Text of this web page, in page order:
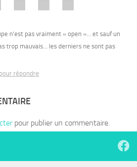
n’est pas vraiment « open »… et sauf un
trop mauvais… les derniers ne sont pas
répondre
pour publier un commentaire.